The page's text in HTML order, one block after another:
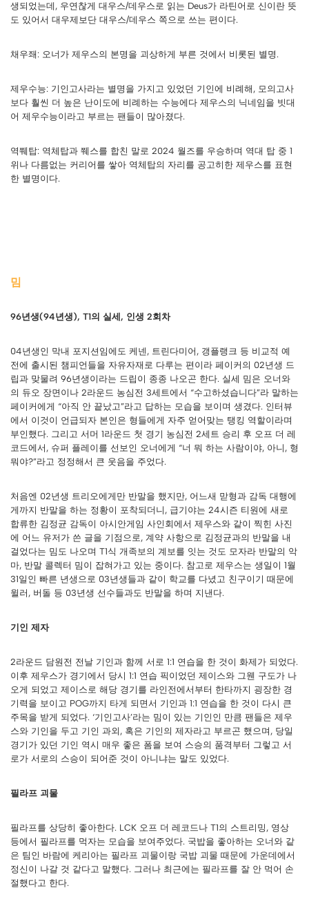
생되었는데, 우연찮게 대우스/데우스로 읽는 Deus가 라틴어로 신이란 뜻
도 있어서 대우제보단 대우스/데우스 쪽으로 쓰는 편이다.
채우좨: 오너가 제우스의 본명을 괴상하게 부른 것에서 비롯된 별명.
제우수능: 기인고사라는 별명을 가지고 있었던 기인에 비례해, 모의고사
보다 훨씬 더 높은 난이도에 비례하는 수능에다 제우스의 닉네임을 빗대
어 제우수능이라고 부르는 팬들이 많아졌다.
역쮀탑: 역체탑과 쮀스를 합친 말로 2024 월즈를 우승하며 역대 탑 중 1
위나 다름없는 커리어를 쌓아 역체탑의 자리를 공고히한 제우스를 표현
한 별명이다.
밈
96년생(94년생), T1의 실세, 인생 2회차
04년생인 막내 포지션임에도 케넨, 트린다미어, 갱플랭크 등 비교적 예
전에 출시된 챔피언들을 자유자재로 다루는 편이라 페이커의 02년생 드
립과 맞물려 96년생이라는 드립이 종종 나오곤 한다. 실세 밈은 오너와
의 듀오 장면이나 2라운드 농심전 3세트에서 “수고하셨습니다”라 말하는
페이커에게 “아직 안 끝났고”라고 답하는 모습을 보이며 생겼다. 인터뷰
에서 이것이 언급되자 본인은 형들에게 자주 얻어맞는 탱킹 역할이라며
부인했다. 그리고 서머 1라운드 첫 경기 농심전 2세트 승리 후 오프 더 레
코드에서, 슈퍼 플레이를 선보인 오너에게 “너 뭐 하는 사람이야, 아니, 형
뭐야?”라고 정정해서 큰 웃음을 주었다.
처음엔 02년생 트리오에게만 반말을 했지만, 어느새 맏형과 감독 대행에
게까지 반말을 하는 정황이 포착되더니, 급기야는 24시즌 티원에 새로
합류한 김정균 감독이 아시안게임 사인회에서 제우스와 같이 찍힌 사진
에 어느 유저가 쓴 글을 기점으로, 계약 사항으로 김정균과의 반말을 내
걸었다는 밈도 나오며 T1식 개족보의 계보를 잇는 것도 모자라 반말의 악
마, 반말 콜렉터 밈이 잡혀가고 있는 중이다. 참고로 제우스는 생일이 1월
31일인 빠른 년생으로 03년생들과 같이 학교를 다녔고 친구이기 때문에
윌러, 버돌 등 03년생 선수들과도 반말을 하며 지낸다.
기인 제자
2라운드 담원전 전날 기인과 함께 서로 1:1 연습을 한 것이 화제가 되었다.
이후 제우스가 경기에서 당시 1:1 연습 픽이었던 제이스와 그웬 구도가 나
오게 되었고 제이스로 해당 경기를 라인전에서부터 한타까지 굉장한 경
기력을 보이고 POG까지 타게 되면서 기인과 1:1 연습을 한 것이 다시 큰
주목을 받게 되었다. ‘기인고사’라는 밈이 있는 기인인 만큼 팬들은 제우
스와 기인을 두고 기인 과외, 혹은 기인의 제자라고 부르곤 했으며, 당일
경기가 있던 기인 역시 매우 좋은 폼을 보여 스승의 품격부터 그렇고 서
로가 서로의 스승이 되어준 것이 아니냐는 말도 있었다.
필라프 괴물
필라프를 상당히 좋아한다. LCK 오프 더 레코드나 T1의 스트리밍, 영상
등에서 필라프를 먹자는 모습을 보여주었다. 국밥을 좋아하는 오너와 같
은 팀인 바람에 케리아는 필라프 괴물이랑 국밥 괴물 때문에 가운데에서
정신이 나갈 것 같다고 말했다. 그러나 최근에는 필라프를 잘 안 먹어 손
절했다고 한다.